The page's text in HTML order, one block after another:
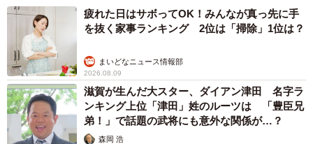
3/5
めごが見つめる中、てんかん発作を抑えるためのご飯を調理
めごには腰と股関節に不安があり、てんかん発作を起こす
こともありました。スタッフはその度に適切な処置を施
し、てんかん発作を抑える料理を作って食べさせたりと、
たっぷりの愛情を注ぎ続けました。
疲れた日はサボってOK！みんなが真っ先に手
を抜く家事ランキング 2位は「掃除」1位は？
まいどなニュース情報部
2026.08.09
滋賀が生んだ大スター、ダイアン津田 名字ラ
ンキング上位「津田」姓のルーツは 「豊臣兄
弟！」で話題の武将にも意外な関係が…？
森岡 浩